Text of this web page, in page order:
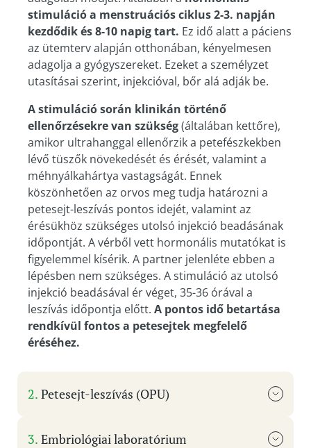
stimuláció a menstruációs ciklus 2-3. napján
kezdődik és 8-10 napig tart. Ez idő alatt a páciens
az ütemterv alapján otthonában, kényelmesen
adagolja a gyógyszereket. Ezeket a személyzet
utasításai szerint, injekcióval, bőr alá adják be.
A stimuláció során klinikán történő
ellenőrzésekre van szükség(általában kettőre),
amikor ultrahanggal ellenőrzik a petefészkekben
lévő tüszők növekedését és érését, valamint a
méhnyálkahártya vastagságát. Ennek
köszönhetően az orvos meg tudja határozni a
petesejt-leszívás pontos idejét, valamint az
érésükhöz szükséges utolsó injekció beadásának
időpontját. A vérből vett hormonális mutatókat is
figyelemmel kísérik. A partner jelenléte ebben a
lépésben nem szükséges. A stimuláció az utolsó
injekció beadásával ér véget, 35-36 órával a
leszívás időpontja előtt. A pontos idő betartása
rendkívül fontos a petesejtek megfelelő
éréséhez.
Petesejt-leszívás (OPU)
Embriológiai laboratórium